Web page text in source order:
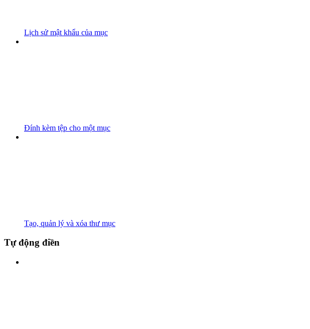
Lịch sử mật khẩu của mục
Đính kèm tệp cho một mục
Tạo, quản lý và xóa thư mục
Tự động điền